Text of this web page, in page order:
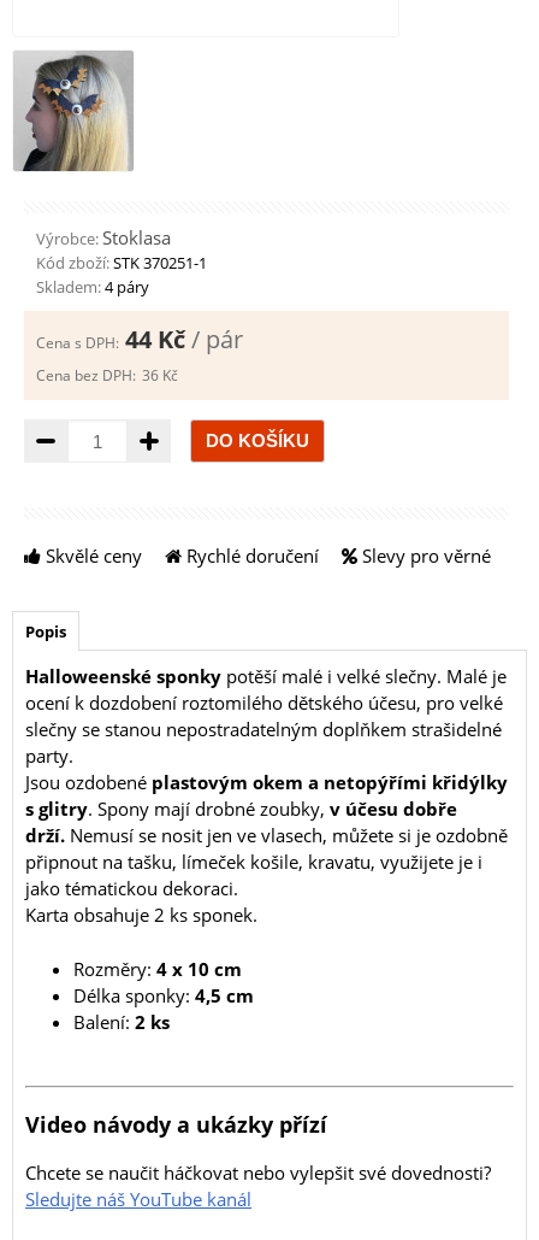
Výrobce:Stoklasa
Kód zboží:STK 370251-1
Skladem:4 páry
Cena s DPH: 44 Kč/ pár
Cena bez DPH: 36 Kč
Množství
Skvělé ceny Rychlé doručení Slevy pro věrné
Popis
Halloweenské sponky potěší malé i velké slečny. Malé je
ocení k dozdobení roztomilého dětského účesu, pro velké
slečny se stanou nepostradatelným doplňkem strašidelné
party.
Jsou ozdobené plastovým okem a netopýřími křidýlky
s glitry. Spony mají drobné zoubky, v účesu dobře
drží. Nemusí se nosit jen ve vlasech, můžete si je ozdobně
připnout na tašku, límeček košile, kravatu, využijete je i
jako tématickou dekoraci.
Karta obsahuje 2 ks sponek.
Rozměry: 4 x 10 cm
Délka sponky: 4,5 cm
Balení: 2 ks
Video návody a ukázky přízí
Chcete se naučit háčkovat nebo vylepšit své dovednosti?
Sledujte náš YouTube kanál